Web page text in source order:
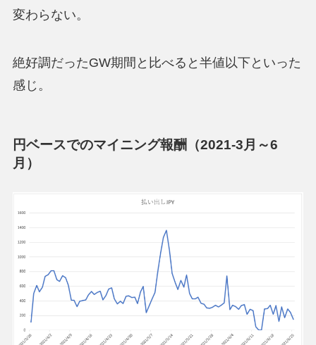
変わらない。
絶好調だったGW期間と比べると半値以下といった
感じ。
円ベースでのマイニング報酬（2021-3月～6
月）